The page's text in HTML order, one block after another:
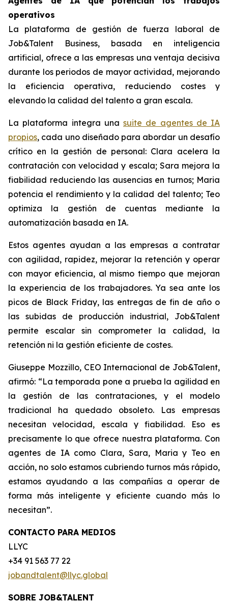
operativos
La plataforma de gestión de fuerza laboral de
Job&Talent Business, basada en inteligencia
artificial, ofrece a las empresas una ventaja decisiva
durante los periodos de mayor actividad, mejorando
la eficiencia operativa, reduciendo costes y
elevando la calidad del talento a gran escala.
La plataforma integra una suite de agentes de IA
propios, cada uno diseñado para abordar un desafío
crítico en la gestión de personal: Clara acelera la
contratación con velocidad y escala; Sara mejora la
fiabilidad reduciendo las ausencias en turnos; Maria
potencia el rendimiento y la calidad del talento; Teo
optimiza la gestión de cuentas mediante la
automatización basada en IA.
Estos agentes ayudan a las empresas a contratar
con agilidad, rapidez, mejorar la retención y operar
con mayor eficiencia, al mismo tiempo que mejoran
la experiencia de los trabajadores. Ya sea ante los
picos de Black Friday, las entregas de fin de año o
las subidas de producción industrial, Job&Talent
permite escalar sin comprometer la calidad, la
retención ni la gestión eficiente de costes.
Giuseppe Mozzillo, CEO Internacional de Job&Talent,
afirmó: “La temporada pone a prueba la agilidad en
la gestión de las contrataciones, y el modelo
tradicional ha quedado obsoleto. Las empresas
necesitan velocidad, escala y fiabilidad. Eso es
precisamente lo que ofrece nuestra plataforma. Con
agentes de IA como Clara, Sara, Maria y Teo en
acción, no solo estamos cubriendo turnos más rápido,
estamos ayudando a las compañías a operar de
forma más inteligente y eficiente cuando más lo
necesitan”.
CONTACTO PARA MEDIOS
LLYC
+34 91 563 77 22
jobandtalent@llyc.global
SOBRE JOB&TALENT